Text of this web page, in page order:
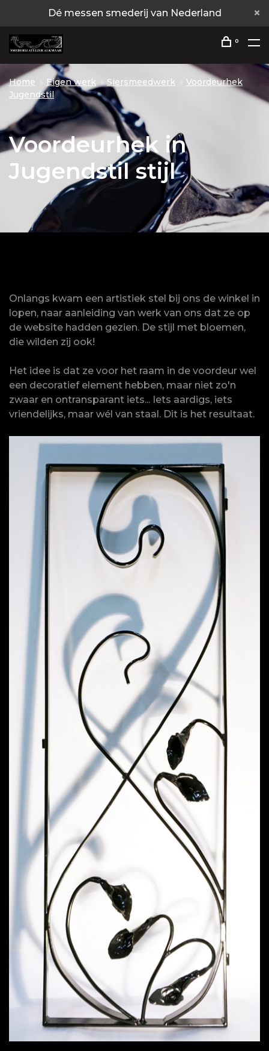
Dé messen smederij van Nederland
0
Home Eigen werk Siersmeedwerk
Voordeurhek
Jugendstil
Voordeurhek in
Jugendstil stijl
Onlangs kwam een artistiek stel bij ons de winkel in
lopen, naar aanleiding van werk van ons dat ze op
de website hadden gezien. De stijl met bloemen,
die wilden zij ook!
Het idee is dat ze voor het raam in de voordeur wel
een decoratief element hebben, maar niet zo'n
zwaar en ontransparant iets... Iets aardigs, iets
vriendelijks, maar wél van staal. Dit is het resultaat.